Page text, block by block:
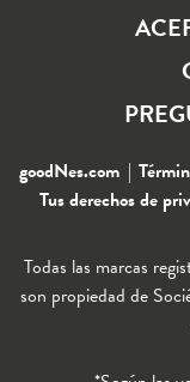
goodNes.com
Tus derechos de
Todas las marcas
son propiedad de